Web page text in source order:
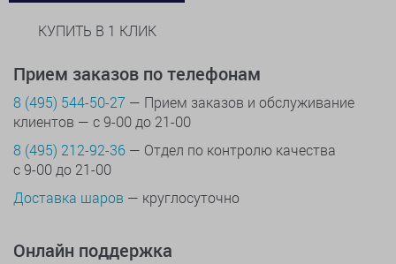
КУПИТЬ В 1 КЛИК
Прием заказов по телефонам
8 (495) 544-50-27 — Прием заказов и обслуживание
клиентов — с 9-00 до 21-00
8 (495) 212-92-36 — Отдел по контролю качества
с 9-00 до 21-00
Доставка шаров — круглосуточно
Онлайн поддержка